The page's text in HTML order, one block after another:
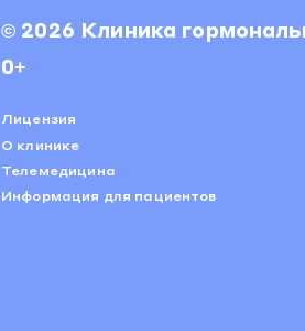
© 2026 Клиника
0+
Лицензия
О клинике
Телемедицина
Информация для пациентов